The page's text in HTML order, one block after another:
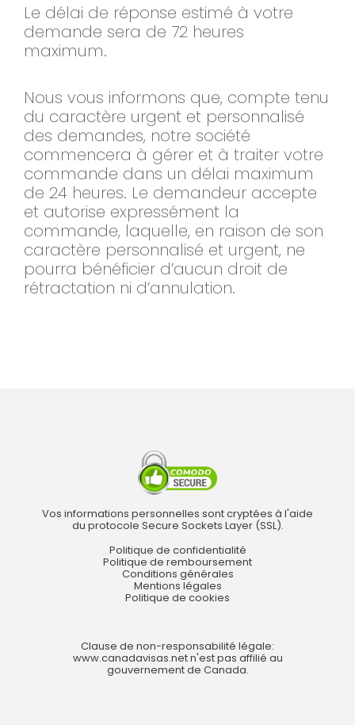
Le délai de réponse estimé à votre
demande sera de 72 heures
maximum.
Nous vous informons que, compte tenu
du caractère urgent et personnalisé
des demandes, notre société
commencera à gérer et à traiter votre
commande dans un délai maximum
de 24 heures. Le demandeur accepte
et autorise expressément la
commande, laquelle, en raison de son
caractère personnalisé et urgent, ne
pourra bénéficier d’aucun droit de
rétractation ni d’annulation.
Vos informations personnelles sont cryptées à l'aide
du protocole Secure Sockets Layer (SSL).
Politique de confidentialité
Politique de remboursement
Conditions générales
Mentions légales
Politique de cookies
Clause de non-responsabilité légale:
www.canadavisas.net n'est pas affilié au
gouvernement de Canada.